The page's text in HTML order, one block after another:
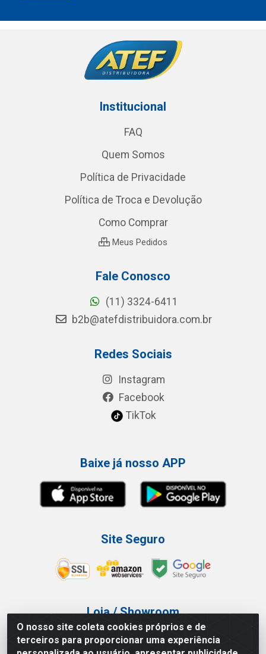
O nosso site coleta cookies próprios e de
terceiros para proporcionar uma experiência
Institucional
FAQ
Quem Somos
Política de Privacidade
Política de Troca e Devolução
Como Comprar
Meus Pedidos
Fale Conosco
(11) 3324-6411
b2b@atefdistribuidora.com.br
Redes Sociais
Instagram
Facebook
TikTok
Baixe já nosso APP
Site Seguro
Loja / Showroom
Tel.: (11) 3227-0546
Av Vautier, 587/597 - Pari - São Paulo/SP